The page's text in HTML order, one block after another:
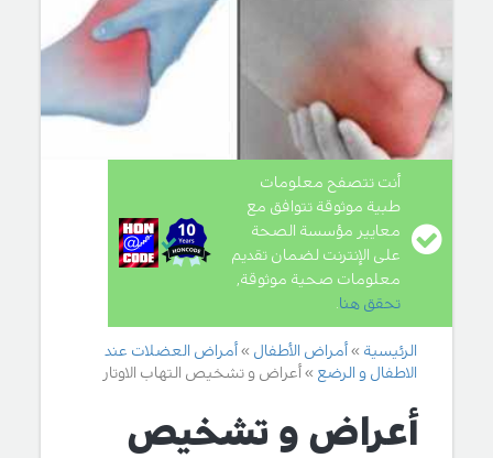
أنت تتصفح معلومات
طبية موثوقة تتوافق مع
معايير مؤسسة الصحة
على الإنترنت لضمان تقديم
معلومات صحية موثوقة,
تحقق هنا.
الرئيسية أمراض الأطفال
أمراض العضلات عند
الاطفال و الرضع
أعراض و تشخيص التهاب الاوتار
أعراض و تشخيص